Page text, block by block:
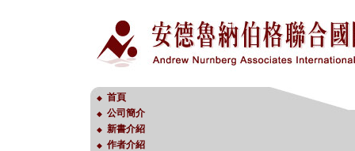
◆ 首頁
◆ 公司簡介
◆ 新書介紹
◆ 作者介紹